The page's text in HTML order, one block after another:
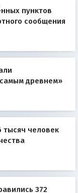
пунктов
сообщения
древнем»
тысяч человек
372